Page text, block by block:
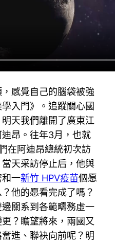
感覺自己的腦袋被強
入門》。追蹤關心國
天我們離開了廣東江
昂。往年3月，也就
在阿迪昂總統初次訪
天采訪停止后，他與
和一新竹 HPV疫苗個愿
他的愿看完成了嗎？
關系到各範疇務虛一
？瞻望將來，兩國又
進、聯袂向前呢？明